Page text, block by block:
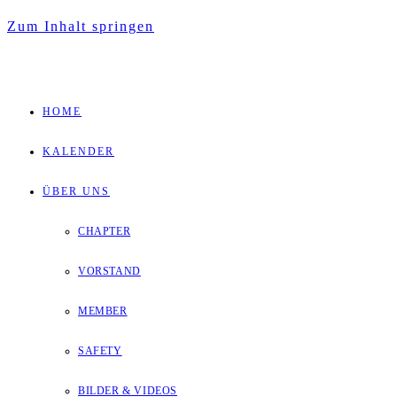
Zum Inhalt springen
HOME
KALENDER
ÜBER UNS
CHAPTER
VORSTAND
MEMBER
SAFETY
BILDER & VIDEOS